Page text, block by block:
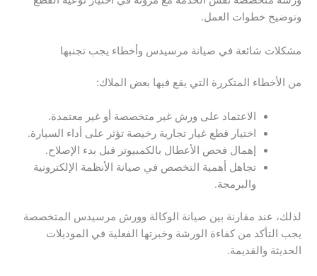
وتوضيح خطوات العمل.
مشكلات شائعة في صيانة مرسيدس وأخطاء يجب تجنبها
من الأخطاء المتكررة التي يقع فيها بعض الملاك:
الاعتماد على ورش غير متخصصة أو غير معتمدة.
اختيار قطع غيار تجارية رخيصة تؤثر على أداء السيارة.
إهمال فحص الأعطال بالكمبيوتر قبل بدء الإصلاح.
تجاهل أهمية التخصص في صيانة الأنظمة الإلكترونية
والبرمجة.
لذلك، عند مقارنة بين صيانة الوكالة وورش مرسيدس المتخصصة
يجب التأكد من كفاءة الورشة وخبرتها الفعلية في الموديلات
الحديثة والقديمة.